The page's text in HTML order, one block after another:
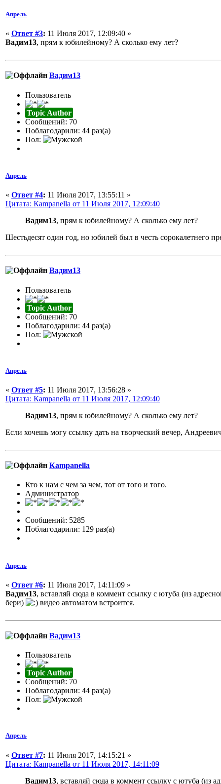
Апрель
« Ответ #3: 11 Июля 2017, 12:09:40 »
Вадим13, прям к юбилейному? А сколько ему лет?
Вадим13
Пользователь
Topic Author
Сообщений: 70
Поблагодарили: 44 раз(а)
Пол:
Апрель
« Ответ #4: 11 Июля 2017, 13:55:11 »
Цитата: Кampanella от 11 Июля 2017, 12:09:40
Вадим13, прям к юбилейному? А сколько ему лет?
Шестьдесят один год, но юбилей был в честь сорокалетнего
Вадим13
Пользователь
Topic Author
Сообщений: 70
Поблагодарили: 44 раз(а)
Пол:
Апрель
« Ответ #5: 11 Июля 2017, 13:56:28 »
Цитата: Кampanella от 11 Июля 2017, 12:09:40
Вадим13, прям к юбилейному? А сколько ему лет?
Если хочешь могу ссылку дать на творческий вечер,
Кampanella
Кто к нам с чем за чем, тот от того и того.
Администратор
Сообщений: 5285
Поблагодарили: 129 раз(а)
Апрель
« Ответ #6: 11 Июля 2017, 14:11:09 »
Вадим13, вставляй сюда в коммент ссылку с ютуба (из
бери)
видео автоматом встроится.
Вадим13
Пользователь
Topic Author
Сообщений: 70
Поблагодарили: 44 раз(а)
Пол:
Апрель
« Ответ #7: 11 Июля 2017, 14:15:21 »
Цитата: Кampanella от 11 Июля 2017, 14:11:09
Вадим13, вставляй сюда в коммент ссылку с ютуба (из